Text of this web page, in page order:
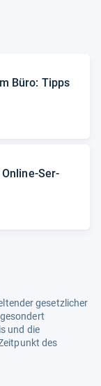
Büro: Tipps
Online-​Ser­
gesetzlicher
und die
des